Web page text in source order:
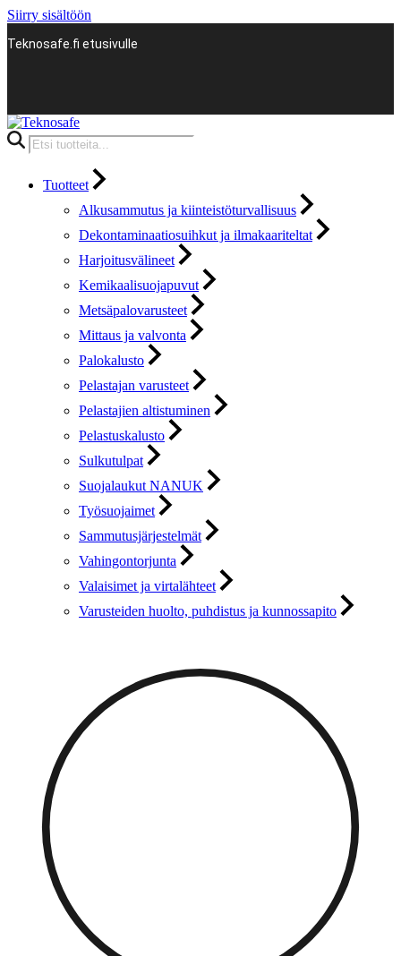
Siirry sisältöön
Teknosafe.fi etusivulle
Products
search
Tuotteet
Alkusammutus ja kiinteistöturvallisuus
Dekontaminaatiosuihkut ja ilmakaariteltat
Harjoitusvälineet
Kemikaalisuojapuvut
Metsäpalovarusteet
Mittaus ja valvonta
Palokalusto
Pelastajan varusteet
Pelastajien altistuminen
Pelastuskalusto
Sulkutulpat
Suojalaukut NANUK
Työsuojaimet
Sammutusjärjestelmät
Vahingontorjunta
Valaisimet ja virtalähteet
Varusteiden huolto, puhdistus ja kunnossapito